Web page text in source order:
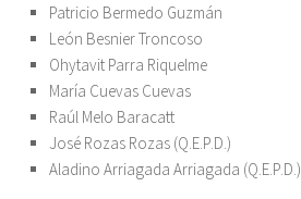
Patricio Bermedo Guzmán
León Besnier Troncoso
Ohytavit Parra Riquelme
María Cuevas Cuevas
Raúl Melo Baracatt
José Rozas Rozas (Q.E.P.D.)
Aladino Arriagada Arriagada (Q.E.P.D.)